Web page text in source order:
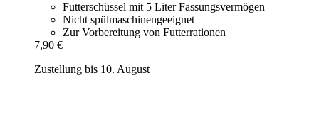
Futterschüssel mit 5 Liter Fassungsvermögen
Nicht spülmaschinengeeignet
Zur Vorbereitung von Futterrationen
7,90 €
Zustellung bis 10. August